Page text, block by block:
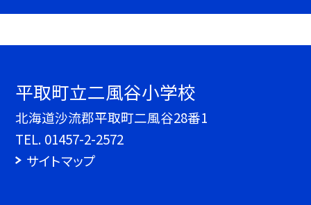
平取町立二風谷小学校
北海道沙流郡平取町二風谷28番1
TEL. 01457-2-2572
サイトマップ